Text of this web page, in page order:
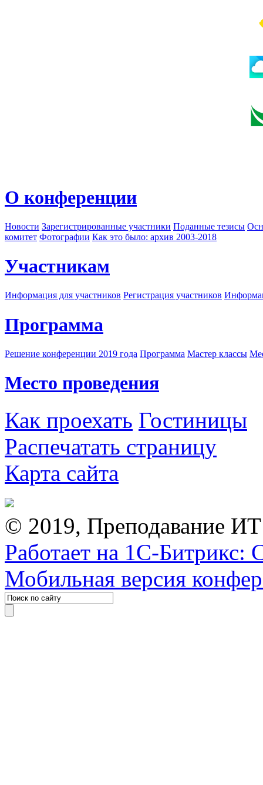
О конференции
Новости Зарегистрированные участники Поданные тезисы
комитет Фотографии Как это было: архив 2003-2018
Участникам
Информация для участников Регистрация участников
Программа
Решение конференции 2019 года Программа Мастер классы
Место проведения
Как проехать Гостиницы
Распечатать страницу
Карта сайта
© 2019, Преподавание
Работает на 1С-Битрикс:
Мобильная версия